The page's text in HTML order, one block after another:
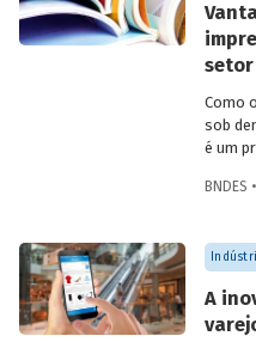
(ICT),
Como
sob
é um
POD
a
BNDES
A